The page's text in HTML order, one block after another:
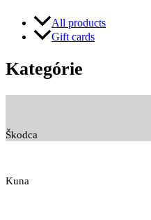
All products
Gift cards
Kategórie
Škodca
Kuna